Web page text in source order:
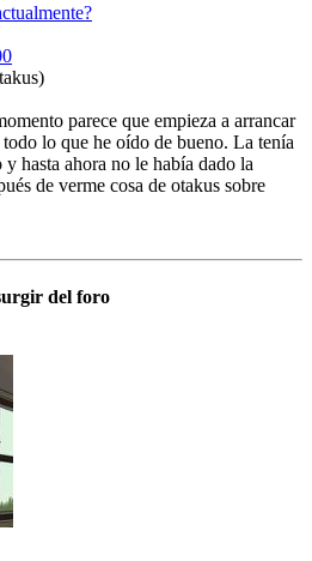
parece que empieza a arrancar
lo que he oído de bueno. La tenía
hasta ahora no le había dado la
de verme cosa de otakus sobre